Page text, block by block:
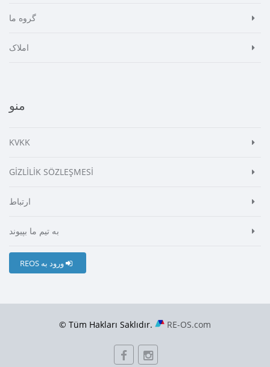
گروه ما
املاک
منو
KVKK
GİZLİLİK SÖZLEŞMESİ
ارتباط
به تیم ما بپیوند
© Tüm Hakları Saklıdır. RE-OS.com